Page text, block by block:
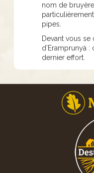
nom de
pipes.
Devant vous se
d’Eramprunyà
dernier effort.